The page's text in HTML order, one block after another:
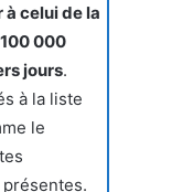
à celui de la
000
jours.
à la liste
le